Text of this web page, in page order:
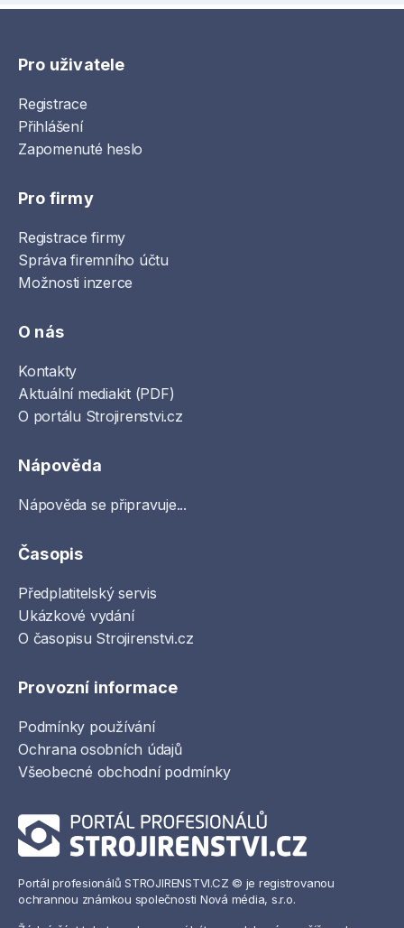
Pro uživatele
Registrace
Přihlášení
Zapomenuté heslo
Pro firmy
Registrace firmy
Správa firemního účtu
Možnosti inzerce
O nás
Kontakty
Aktuální mediakit (PDF)
O portálu Strojirenstvi.cz
Nápověda
Nápověda se připravuje...
Časopis
Předplatitelský servis
Ukázkové vydání
O časopisu Strojirenstvi.cz
Provozní informace
Podmínky používání
Ochrana osobních údajů
Všeobecné obchodní podmínky
Portál profesionálů STROJIRENSTVI.CZ © je registrovanou
ochrannou známkou společnosti Nová média, s.r.o.